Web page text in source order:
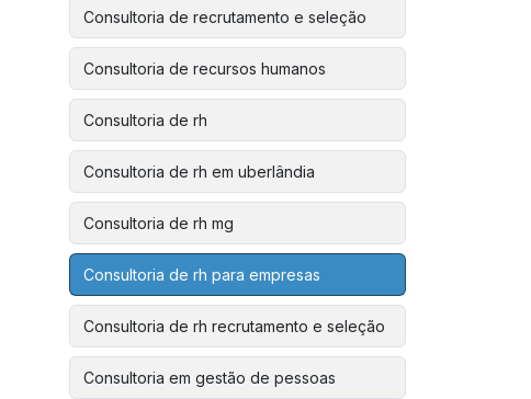
Consultoria de recrutamento e seleção
Consultoria de recursos humanos
Consultoria de rh
Consultoria de rh em uberlândia
Consultoria de rh mg
Consultoria de rh para empresas
Consultoria de rh recrutamento e seleção
Consultoria em gestão de pessoas